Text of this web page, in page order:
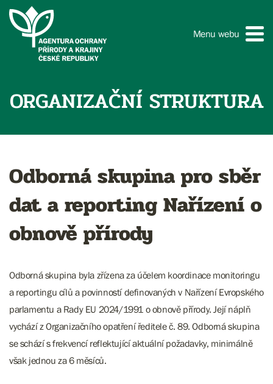
Menu webu
ORGANIZAČNÍ STRUKTURA
Odborná skupina pro sběr
dat a reporting Nařízení o
obnově přírody
Odborná skupina byla zřízena za účelem koordinace monitoringu
a reportingu cílů a povinností definovaných v Nařízení Evropského
parlamentu a Rady EU 2024/1991 o obnově přírody. Její náplň
vychází z Organizačního opatření ředitele č. 89. Odborná skupina
se schází s frekvencí reflektující aktuální požadavky, minimálně
však jednou za 6 měsíců.